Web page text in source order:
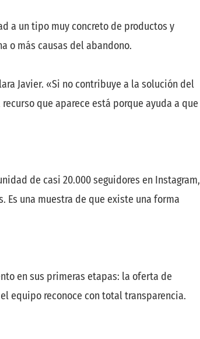
a un tipo muy concreto de productos y
o más causas del abandono.
Javier. «Si no contribuye a la solución del
que aparece está porque ayuda a que
de casi 20.000 seguidores en Instagram,
una muestra de que existe una forma
en sus primeras etapas: la oferta de
equipo reconoce con total transparencia.